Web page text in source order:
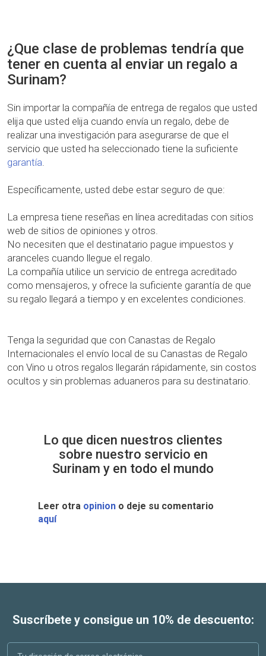
¿Que clase de problemas tendría que
tener en cuenta al enviar un regalo a
Surinam?
Sin importar la compañía de entrega de regalos que usted
elija que usted elija cuando envía un regalo, debe de
realizar una investigación para asegurarse de que el
servicio que usted ha seleccionado tiene la suficiente
garantía.
Específicamente, usted debe estar seguro de que:
La empresa tiene reseñas en línea acreditadas con sitios
web de sitios de opiniones y otros.
No necesiten que el destinatario pague impuestos y
aranceles cuando llegue el regalo.
La compañía utilice un servicio de entrega acreditado
como mensajeros, y ofrece la suficiente garantía de que
su regalo llegará a tiempo y en excelentes condiciones.
Tenga la seguridad que con Canastas de Regalo
Internacionales el envío local de su Canastas de Regalo
con Vino u otros regalos llegarán rápidamente, sin costos
ocultos y sin problemas aduaneros para su destinatario.
Lo que dicen nuestros clientes
sobre nuestro servicio en
Surinam y en todo el mundo
Leer otra opiniono deje su comentario
aquí
Suscríbete y consigue un 10% de descuento: